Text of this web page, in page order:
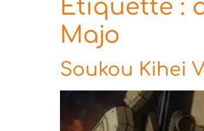
Étiquette :
Majo
Soukou Kihei